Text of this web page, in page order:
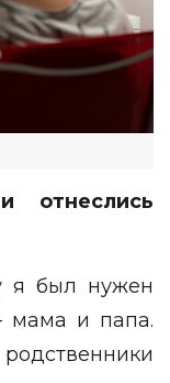
отнеслись
я был нужен
мама и папа.